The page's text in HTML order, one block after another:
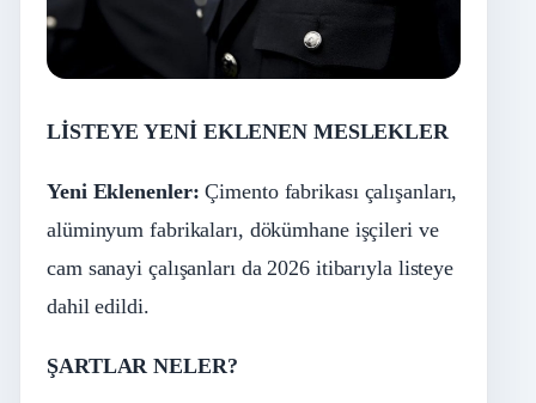
LİSTEYE YENİ EKLENEN MESLEKLER
Yeni Eklenenler:Çimento fabrikası çalışanları,
alüminyum fabrikaları, dökümhane işçileri ve
cam sanayi çalışanları da 2026 itibarıyla listeye
dahil edildi.
ŞARTLAR NELER?